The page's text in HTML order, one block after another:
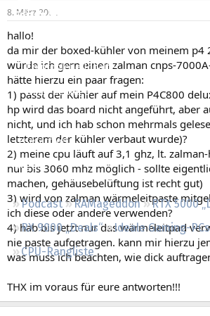
Forum
Aktuelles
Empfohlene Inhalte
Neue Beiträge
Neueste Aktivitäten
Leserartikel
Regeln
Podcast RAMageddon
RTX 5000
RX 9000 „Deals“
Ideale Gaming-PCs
CPU-Rangliste
l
e
r
t
8. März 2004
hallo!
da mir der boxed-kühler von meinem p4
würde ich gern einen zalman cnps-
hätte hierzu ein paar fragen:
1) passt der Kühler auf mein P4C800
hp wird das board nicht angeführt, aber
nicht, und ich hab schon mehrmals
letzterem der kühler verbaut wurde)?
2) meine cpu läuft auf 3,1 ghz, lt.
nur bis 3060 mhz möglich - sollte
machen, gehäusebelüftung ist recht gut)
3) wird von zalman wärmeleitpaste
ich diese oder andere verwenden?
4) hab bis jetzt nur das wärmeleitpad
nie paste aufgetragen. kann mir hierzu
was muss ich beachten, wie dick
THX im voraus für eure antworten!!!